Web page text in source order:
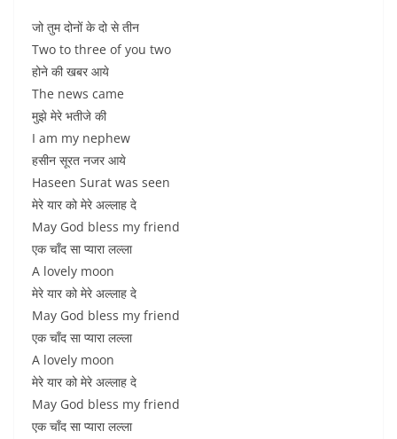
जो तुम दोनों के दो से तीन
Two to three of you two
होने की खबर आये
The news came
मुझे मेरे भतीजे की
I am my nephew
हसीन सूरत नजर आये
Haseen Surat was seen
मेरे यार को मेरे अल्लाह दे
May God bless my friend
एक चाँद सा प्यारा लल्ला
A lovely moon
मेरे यार को मेरे अल्लाह दे
May God bless my friend
एक चाँद सा प्यारा लल्ला
A lovely moon
मेरे यार को मेरे अल्लाह दे
May God bless my friend
एक चाँद सा प्यारा लल्ला